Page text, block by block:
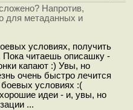
Напротив,
для метаданных и
условиях, получить
Пока читаешь описашку -
капают :) Увы, но
очень быстро лечится
условиях :(
идеи - и, увы, но
...